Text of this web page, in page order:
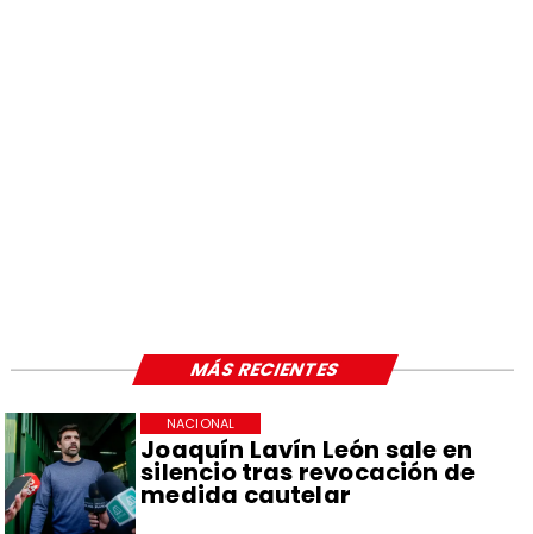
Joaquín Lavín León sale en
silencio tras revocación de
medida cautelar
NACIONAL
MÁS RECIENTES